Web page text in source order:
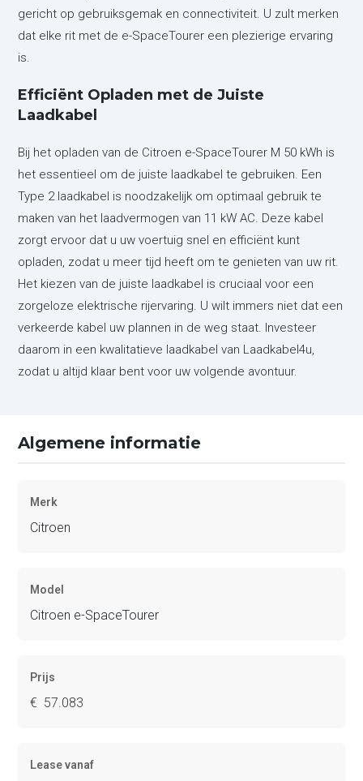
gericht op gebruiksgemak en connectiviteit. U zult merken
dat elke rit met de e-SpaceTourer een plezierige ervaring
is.
Efficiënt Opladen met de Juiste
Laadkabel
Bij het opladen van de Citroen e-SpaceTourer M 50 kWh is
het essentieel om de juiste laadkabel te gebruiken. Een
Type 2 laadkabel is noodzakelijk om optimaal gebruik te
maken van het laadvermogen van 11 kW AC. Deze kabel
zorgt ervoor dat u uw voertuig snel en efficiënt kunt
opladen, zodat u meer tijd heeft om te genieten van uw rit.
Het kiezen van de juiste laadkabel is cruciaal voor een
zorgeloze elektrische rijervaring. U wilt immers niet dat een
verkeerde kabel uw plannen in de weg staat. Investeer
daarom in een kwalitatieve laadkabel van Laadkabel4u,
zodat u altijd klaar bent voor uw volgende avontuur.
Algemene informatie
Merk
Citroen
Model
Citroen e-SpaceTourer
Prijs
€ 57.083
Lease vanaf